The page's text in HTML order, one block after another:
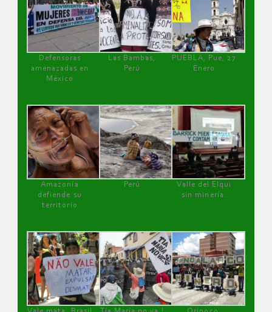
Defensoras
amenazadas en
México
Las Bambas,
Perú
PUEBLA, Pue, 27
Enero
Amazonía
defiende su
territorio
Perú
Valle del Elqui
sin minería.